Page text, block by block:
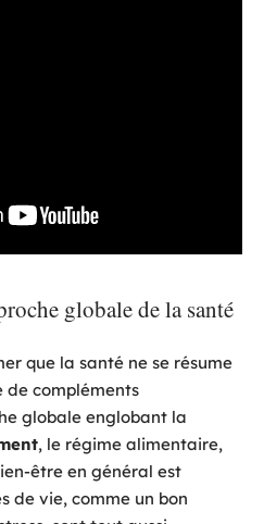
globale de la santé
que la santé ne se résume
de compléments
globale englobant la
, le régime alimentaire,
être en général est
de vie, comme un bon